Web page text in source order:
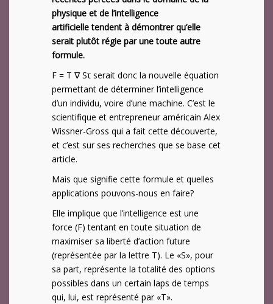
physique et de l’intelligence
artificielletendent à démontrer qu’elle
serait plutôt régie par une toute autre
formule.
F = T ∇ Sτ serait donc la nouvelle équation
permettant de déterminer l’intelligence
d’un individu, voire d’une machine. C’est le
scientifique et entrepreneur américain Alex
Wissner-Gross qui a fait cette découverte,
et c’est sur ses recherches que se base cet
article.
Mais que signifie cette formule et quelles
applications pouvons-nous en faire?
Elle implique que l’intelligence est une
force (F) tentant en toute situation de
maximiser sa liberté d’action future
(représentée par la lettre T). Le «S», pour
sa part, représente la totalité des options
possibles dans un certain laps de temps
qui, lui, est représenté par «T».